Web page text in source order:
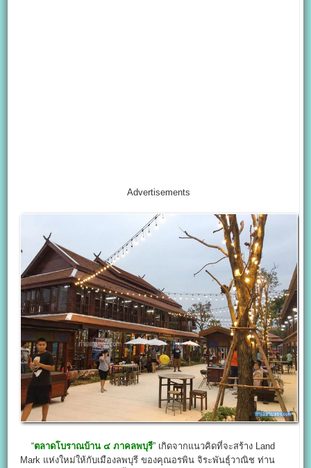
Advertisements
“ตลาดโบราณบ้าน ๔ ภาคลพบุรี” เกิดจากแนวคิดที่จะสร้าง Land
Mark แห่งใหม่ให้กับเมืองลพบุรี ของคุณอรพิน จิระพันธุ์วาณิช ท่าน